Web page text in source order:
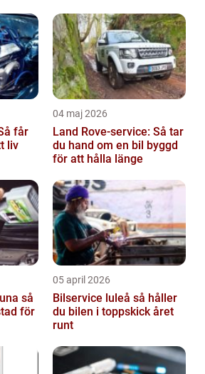
får
liv
04 maj 2026
Land Rove-service: Så tar
du hand om en bil byggd
för att hålla länge
så
för
05 april 2026
Bilservice luleå så håller
du bilen i toppskick året
runt